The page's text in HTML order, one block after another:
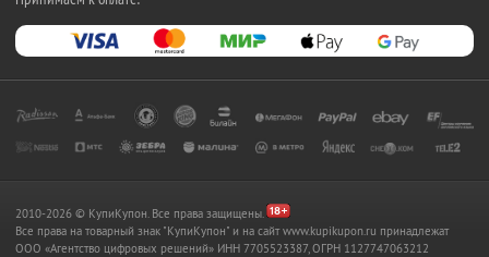
2010-2026 © КупиКупон. Все права защищены.
Все права на товарный знак "КупиКупон" и на сайт www.kupikupon.ru принадлежат
OOO «Агентство цифровых решений» ИНН 7705523387, ОГРН 1127747063212